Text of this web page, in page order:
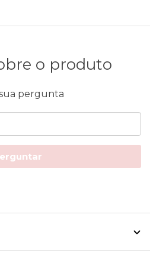
o produto
pergunta